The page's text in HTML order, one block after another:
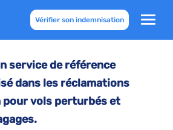
Vérifier son indemnisation
de nous
service de référence
dans les réclamations
pour vols perturbés et